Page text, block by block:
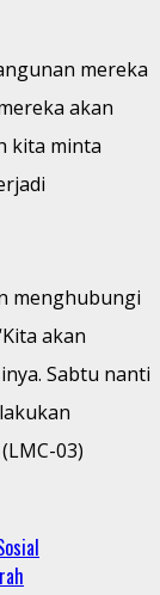
mereka
akan
kita minta
menghubungi
akan
Sabtu nanti
03)